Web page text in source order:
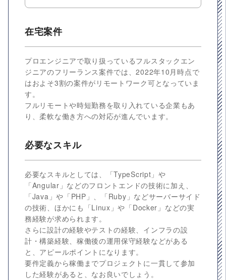
在宅案件
プロエンジニアで取り扱っているフルスタックエン
ジニアのフリーランス案件では、2022年10月時点で
はおよそ3割の案件がリモートワーク可となっていま
す。
フルリモートや時短勤務を取り入れている企業もあ
り、柔軟な働き方への対応が進んでいます。
必要なスキル
必要なスキルとしては、「TypeScript」や
「Angular」などのフロントエンドの技術に加え、
「Java」や「PHP」、「Ruby」などサーバーサイド
の技術、ほかにも「Linux」や「Docker」などの実
務経験が求められます。
さらに設計の経験やテストの経験、インフラの設
計・構築経験、稼働後の運用保守経験などがある
と、アピールポイントになります。
要件定義から稼働までプロジェクトに一貫して参加
した経験があると、なお良いでしょう。